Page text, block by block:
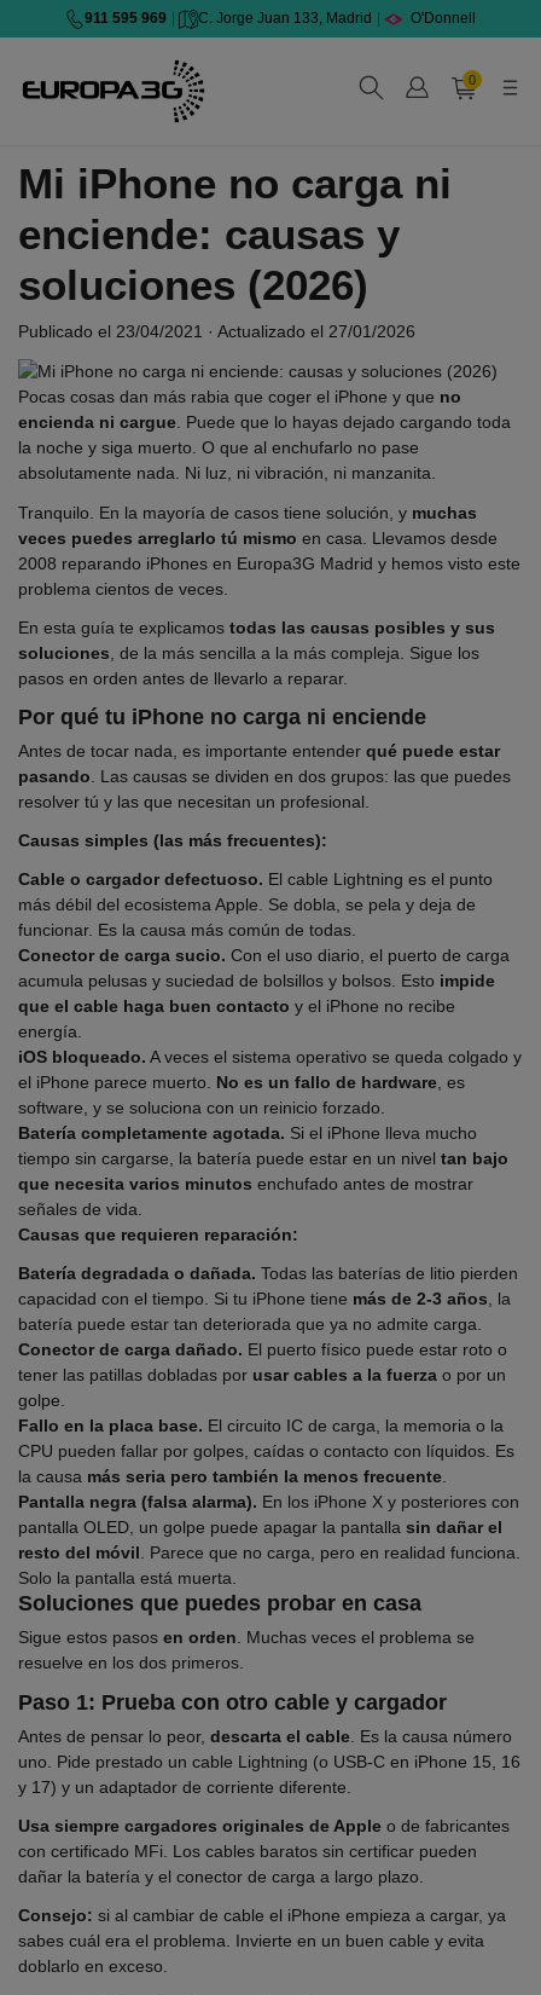
911 595 969 C. Jorge Juan 133, Madrid O'Donnell
0
Mi iPhone no carga ni
enciende: causas y
soluciones (2026)
Publicado el 23/04/2021 · Actualizado el 27/01/2026
Pocas cosas dan más rabia que coger el iPhone y que no
encienda ni cargue. Puede que lo hayas dejado cargando toda
la noche y siga muerto. O que al enchufarlo no pase
absolutamente nada. Ni luz, ni vibración, ni manzanita.
Tranquilo. En la mayoría de casos tiene solución, y muchas
veces puedes arreglarlo tú mismo en casa. Llevamos desde
2008 reparando iPhones en Europa3G Madrid y hemos visto este
problema cientos de veces.
En esta guía te explicamos todas las causas posibles y sus
soluciones , de la más sencilla a la más compleja. Sigue los
pasos en orden antes de llevarlo a reparar.
Por qué tu iPhone no carga ni enciende
Antes de tocar nada, es importante entender qué puede estar
pasando . Las causas se dividen en dos grupos: las que puedes
resolver tú y las que necesitan un profesional.
Causas simples (las más frecuentes):
Cable o cargador defectuoso. El cable Lightning es el punto
más débil del ecosistema Apple. Se dobla, se pela y deja de
funcionar. Es la causa más común de todas.
Conector de carga sucio. Con el uso diario, el puerto de carga
acumula pelusas y suciedad de bolsillos y bolsos. Esto impide
que el cable haga buen contacto y el iPhone no recibe
energía.
iOS bloqueado. A veces el sistema operativo se queda colgado y
el iPhone parece muerto. No es un fallo de hardware, es
software, y se soluciona con un reinicio forzado.
Batería completamente agotada. Si el iPhone lleva mucho
tiempo sin cargarse, la batería puede estar en un nivel tan bajo
que necesita varios minutos enchufado antes de mostrar
señales de vida.
Causas que requieren reparación:
Batería degradada o dañada. Todas las baterías de litio pierden
capacidad con el tiempo. Si tu iPhone tiene más de 2-3 años, la
batería puede estar tan deteriorada que ya no admite carga.
Conector de carga dañado. El puerto físico puede estar roto o
tener las patillas dobladas por usar cables a la fuerza o por un
golpe.
Fallo en la placa base. El circuito IC de carga, la memoria o la
CPU pueden fallar por golpes, caídas o contacto con líquidos. Es
la causa más seria pero también la menos frecuente.
Pantalla negra (falsa alarma). En los iPhone X y posteriores con
pantalla OLED, un golpe puede apagar la pantalla sin dañar el
resto del móvil. Parece que no carga, pero en realidad funciona.
Solo la pantalla está muerta.
Soluciones que puedes probar en casa
Sigue estos pasos en orden. Muchas veces el problema se
resuelve en los dos primeros.
Paso 1: Prueba con otro cable y cargador
Antes de pensar lo peor, descarta el cable . Es la causa número
uno. Pide prestado un cable Lightning (o USB-C en iPhone 15, 16
y 17) y un adaptador de corriente diferente.
Usa siempre cargadores originales de Apple o de fabricantes
con certificado MFi. Los cables baratos sin certificar pueden
dañar la batería y el conector de carga a largo plazo.
Consejo: si al cambiar de cable el iPhone empieza a cargar, ya
sabes cuál era el problema. Invierte en un buen cable y evita
doblarlo en exceso.